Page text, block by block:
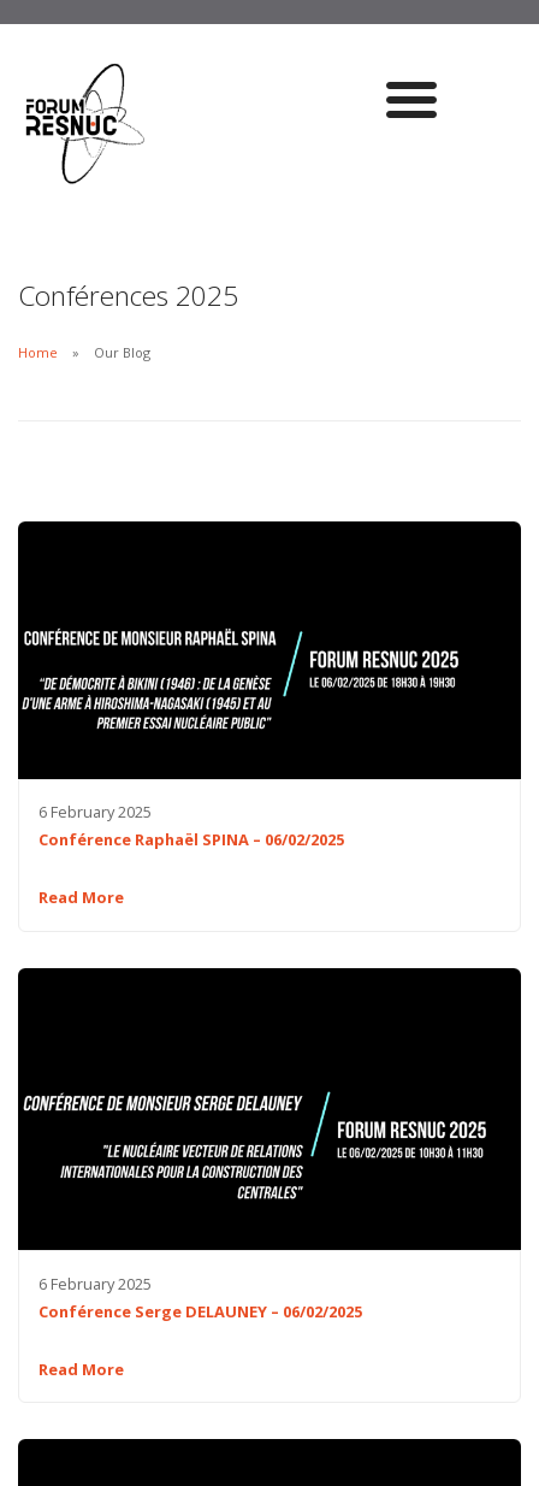
Conférences 2025
Home Our Blog
6 February 2025
Conférence Raphaël SPINA – 06/02/2025
Read More
6 February 2025
Conférence Serge DELAUNEY – 06/02/2025
Read More